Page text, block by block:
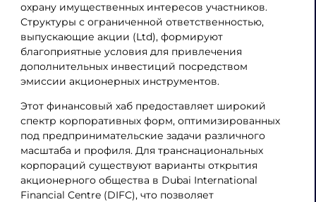
охрану имущественных интересов участников.
Структуры с ограниченной ответственностью,
выпускающие акции (Ltd), формируют
благоприятные условия для привлечения
дополнительных инвестиций посредством
эмиссии акционерных инструментов.
Этот финансовый хаб предоставляет широкий
спектр корпоративных форм, оптимизированных
под предпринимательские задачи различного
масштаба и профиля. Для транснациональных
корпораций существуют варианты открытия
акционерного общества в Dubai International
Financial Centre (DIFC), что позволяет